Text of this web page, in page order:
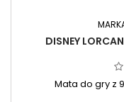
DISNEY
Mata do gry z